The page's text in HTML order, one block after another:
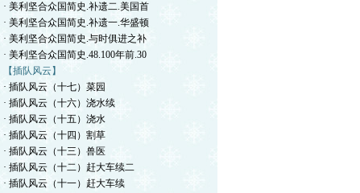
· 美利坚合众国简史.补遗二.美国首
· 美利坚合众国简史.补遗一.华盛顿
· 美利坚合众国简史.与时俱进之补
· 美利坚合众国简史.48.100年前.30
【插队风云】
· 插队风云（十七）菜园
· 插队风云（十六）浇水续
· 插队风云（十五）浇水
· 插队风云（十四）割草
· 插队风云（十三）兽医
· 插队风云（十二）赶大车续二
· 插队风云（十一）赶大车续